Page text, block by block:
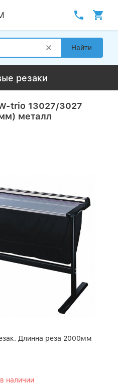
Найти
резаки
trio 13027/3027
металл
Длинна реза 2000мм
наличии